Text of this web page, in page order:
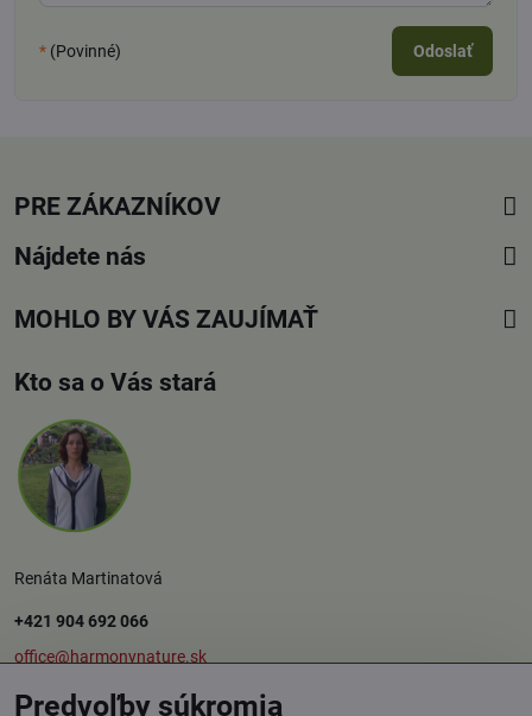
* (Povinné) Odoslať
PRE ZÁKAZNÍKOV
Nájdete nás
MOHLO BY VÁS ZAUJÍMAŤ
Kto sa o Vás stará
Renáta Martinatová
+421 904 692 066
office@harmonynature.sk
Predvoľby súkromia